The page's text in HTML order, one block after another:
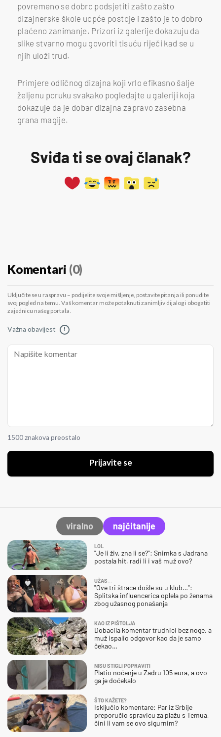
povremeno se dobro podsjetiti zašto zašto
dizajnerske škole uopće postoje i zašto je to dobro
plaćeno zanimanje. Prizori iz galerije dokazuju da
slike stvarno mogu govoriti tisuću riječi kad se u
njih uloži trud.
Primjere odličnog dizajna koji vrlo efikasno šalje
željenu poruku svakako pogledajte u galeriji koja
dokazuje da je dobar dizajna zapravo zasebna
grana magije.
Sviđa ti se ovaj članak?
Komentari (0)
Uključite se u raspravu – podijelite svoje mišljenje, postavite pitanja ili ponudite
svoj pogled na temu. Vaš komentar može potaknuti zanimljiv dijalog i obogatiti
zajednicu našeg portala.
Važna obavijest !
1500 znakova preostalo
Prijavite se
viralno najčitanije
LOL
"Je li živ, zna li se?": Snimka s Jadrana
postala hit, radi li i vaš muž ovo?
UŽAS…
"Ove tri štrace došle su u klub…":
Splitska influencerica oplela po ženama
zbog užasnog ponašanja
KAO IZ PIŠTOLJA
Dobacila komentar trudnici bez noge, a
muž ispalio odgovor kao da je samo
čekao…
NISU STIGLI POPRAVITI
Platio noćenje u Zadru 105 eura, a ovo
ga je dočekalo
ŠTO KAŽETE?
Isključio komentare: Par iz Srbije
preporučio spravicu za plažu s Temua,
čini li vam se ovo sigurnim?